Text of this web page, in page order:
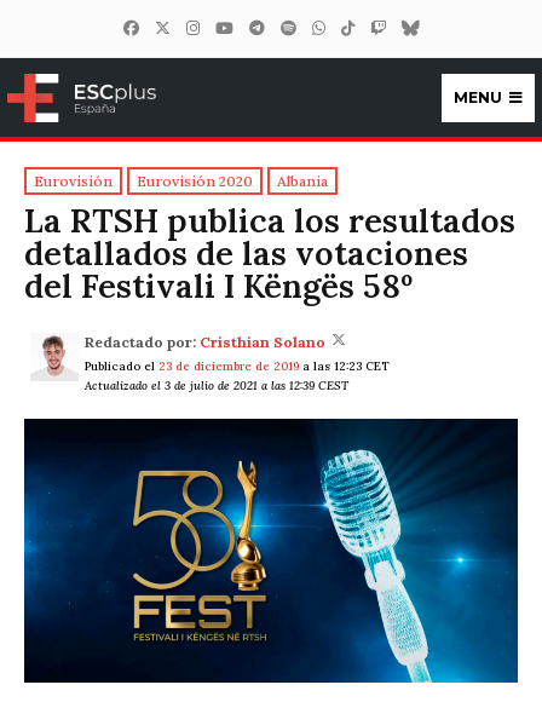
ESCplus España
MENU
Eurovisión Eurovisión 2020 Albania
La RTSH publica los resultados
detallados de las votaciones
del Festivali I Këngës 58º
Redactado por: Cristhian Solano
Publicado el 23 de diciembre de 2019 a las 12:23 CET
Actualizado el 3 de julio de 2021 a las 12:39 CEST